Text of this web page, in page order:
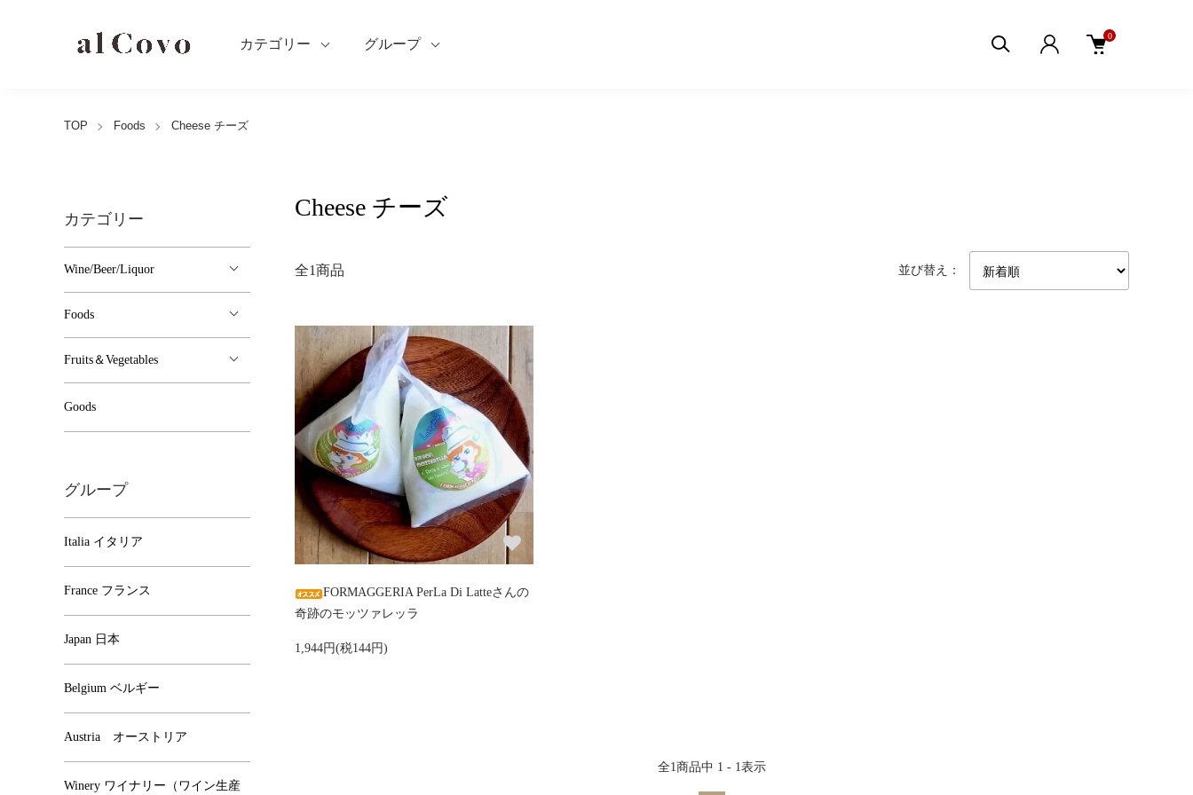
カテゴリー グループ
0
TOP Foods Cheese チーズ
Cheese チーズ
全1商品 並び替え：
FORMAGGERIA PerLa Di Latteさんの
奇跡のモッツァレッラ
1,944円(税144円)
全1商品中 1 - 1表示
カテゴリー
Wine/Beer/Liquor
Foods
Fruits＆Vegetables
Goods
グループ
Italia イタリア
France フランス
Japan 日本
Belgium ベルギー
Austria オーストリア
Winery ワイナリー（ワイン生産